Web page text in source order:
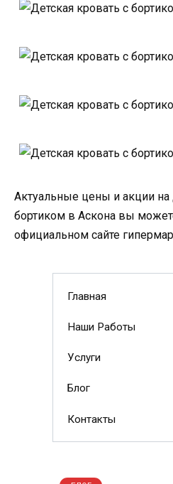
Актуальные цены и акции на
бортиком в Аскона вы
официальном сайте
Главная
Наши Работы
Услуги
Блог
Контакты